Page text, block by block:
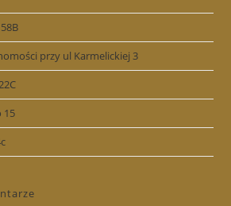
przy ul Karmelickiej 3
15